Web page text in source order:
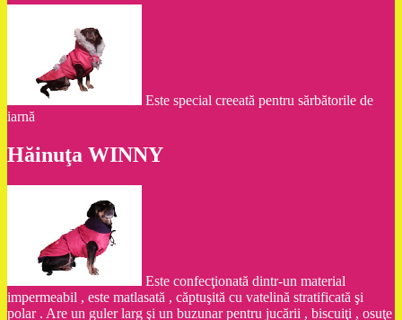
Este special creeată pentru sărbătorile de
iarnă
Hăinuţa WINNY
Este confecţionată dintr-un material
impermeabil , este matlasată , căptuşită cu vatelină stratificată şi
polar . Are un guler larg şi un buzunar pentru jucării , biscuiţi , osuţe